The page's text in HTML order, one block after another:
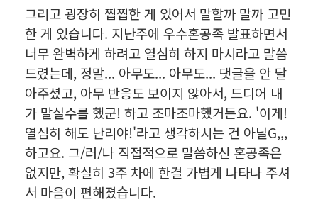
그리고 굉장히 찝찝한 게 있어서 말할까 말까 고민
한 게 있습니다. 지난주에 우수혼공족 발표하면서
너무 완벽하게 하려고 열심히 하지 마시라고 말씀
드렸는데, 정말... 아무도... 아무도... 댓글을 안 달
아주셨고, 아무 반응도 보이지 않아서, 드디어 내
가 말실수를 했군! 하고 조마조마했거든요. '이게!
열심히 해도 난리야!'라고 생각하시는 건 아닐G,,,
하고요. 그/러/나 직접적으로 말씀하신 혼공족은
없지만, 확실히 3주 차에 한결 가볍게 나타나 주셔
서 마음이 편해졌습니다.